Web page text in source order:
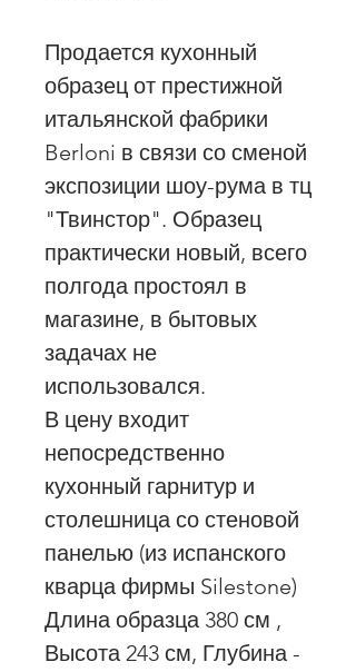
Продается кухонный
образец от престижной
итальянской фабрики
Berloni в связи со сменой
экспозиции шоу-рума в тц
"Твинстор". Образец
практически новый, всего
полгода простоял в
магазине, в бытовых
задачах не
использовался.
В цену входит
непосредственно
кухонный гарнитур и
столешница со стеновой
панелью (из испанского
кварца фирмы Silestone)
Длина образца 380 см ,
Высота 243 см, Глубина -